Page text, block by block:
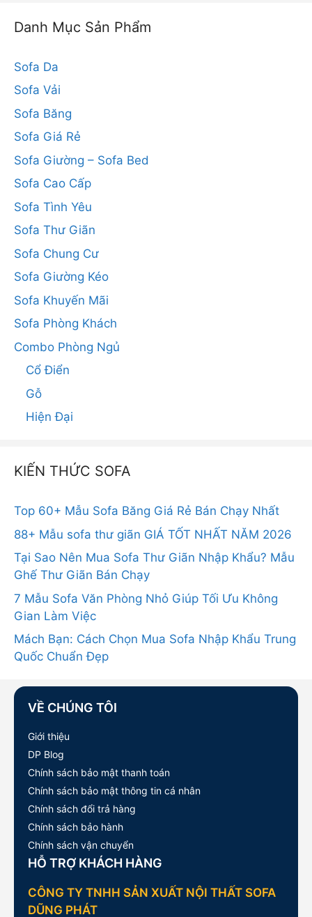
Danh Mục Sản Phẩm
Sofa Da
Sofa Vải
Sofa Băng
Sofa Giá Rẻ
Sofa Giường – Sofa Bed
Sofa Cao Cấp
Sofa Tình Yêu
Sofa Thư Giãn
Sofa Chung Cư
Sofa Giường Kéo
Sofa Khuyến Mãi
Sofa Phòng Khách
Combo Phòng Ngủ
Cổ Điển
Gỗ
Hiện Đại
KIẾN THỨC SOFA
Top 60+ Mẫu Sofa Băng Giá Rẻ Bán Chạy Nhất
88+ Mẫu sofa thư giãn GIÁ TỐT NHẤT NĂM 2026
Tại Sao Nên Mua Sofa Thư Giãn Nhập Khẩu? Mẫu
Ghế Thư Giãn Bán Chạy
7 Mẫu Sofa Văn Phòng Nhỏ Giúp Tối Ưu Không
Gian Làm Việc
Mách Bạn: Cách Chọn Mua Sofa Nhập Khẩu Trung
Quốc Chuẩn Đẹp
VỀ CHÚNG TÔI
Giới thiệu
DP Blog
Chính sách bảo mật thanh toán
Chính sách bảo mật thông tin cá nhân
Chính sách đổi trả hàng
Chính sách bảo hành
Chính sách vận chuyển
HỖ TRỢ KHÁCH HÀNG
CÔNG TY TNHH SẢN XUẤT NỘI THẤT SOFA
DŨNG PHÁT